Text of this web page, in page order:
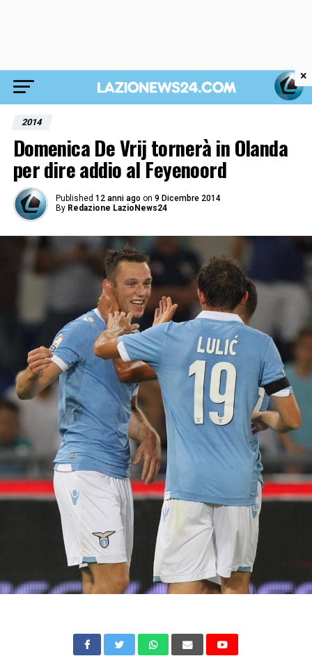
2014
Domenica De Vrij tornerà in Olanda
per dire addio al Feyenoord
Published 12 anni ago on 9 Dicembre 2014
By Redazione LazioNews24
×